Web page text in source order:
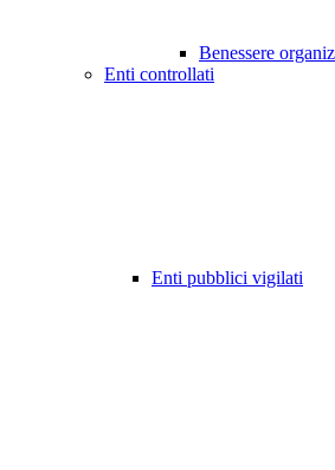
Benessere
Enti controllati
Enti pubblici vigilati